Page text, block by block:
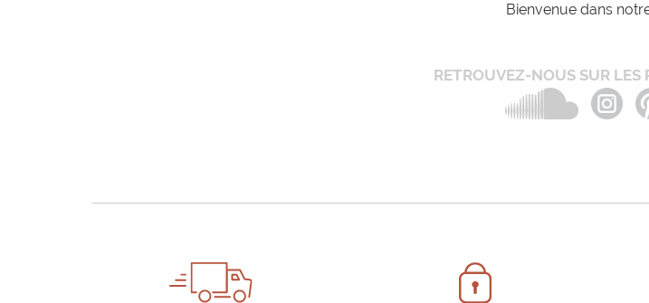
Bienvenue dans
RETROUVEZ-NOUS SUR LES